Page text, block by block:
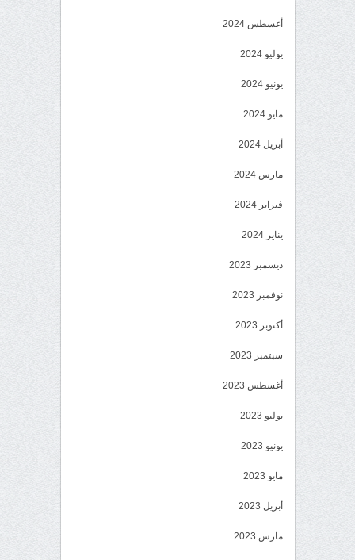
أغسطس 2024
يوليو 2024
يونيو 2024
مايو 2024
أبريل 2024
مارس 2024
فبراير 2024
يناير 2024
ديسمبر 2023
نوفمبر 2023
أكتوبر 2023
سبتمبر 2023
أغسطس 2023
يوليو 2023
يونيو 2023
مايو 2023
أبريل 2023
مارس 2023